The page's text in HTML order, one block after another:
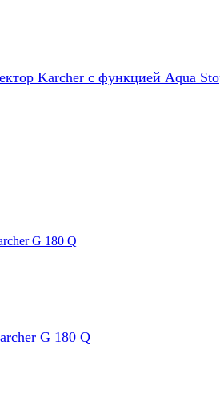
Karcher с функцией Aqua
G 180 Q